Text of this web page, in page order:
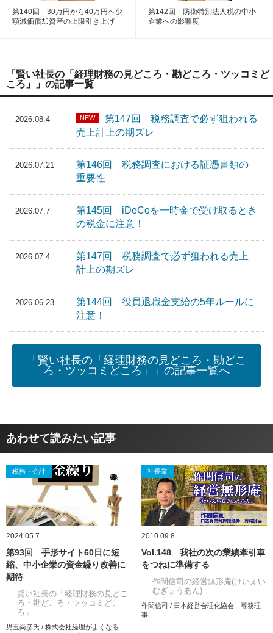
第140回 30万円から40万円へ少
額減価償却資産の上限引き上げ
第142回 防衛特別法人税の中小
企業への影響度
「賢い社長の「経理財務の見どころ・勘どころ・ツッコミど
ころ」」の記事一覧
2026.08.4 NEW
第147回 税務調査で必ず狙われる
売上計上の期ズレ
2026.07.21
第146回 税務調査における証憑書類の
重要性
2026.07.7
第145回 iDeCoを一時金で受け取るとき
の税金に注意！
2026.07.4
第147回 税務調査で必ず狙われる売上
計上の期ズレ
2026.06.23
第144回 役員退職金支給の5年ルールに
注意！
「賢い社長の「経理財務の見どころ・勘どこ
ろ・ツッコミどころ」」の記事一覧へ
あわせて読みたい記事
税務・会計
2024.05.7
第93回 手形サイト60日に短
縮、中小企業の資金繰り改善に
期待
賢い社長の「経理財務の見どこ
ろ・勘どころ・ツッコミどこ
ろ」
児玉尚彦氏 / 株式会社経理がよくなる
社長業
2010.09.8
Vol.148 我社の次の業績牽引車
をつねに準備する
作間信司の経営無形庵(けいえい
むぎょうあん)
作間信司 / 日本経営合理化協会 専務理
事